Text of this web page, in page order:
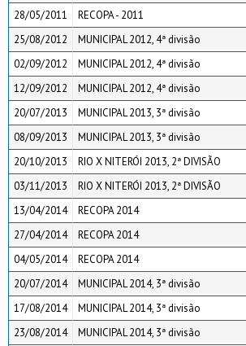
28/05/2011
RECOPA - 2011
25/08/2012
MUNICIPAL 2012, 4ª divisão
02/09/2012
MUNICIPAL 2012, 4ª divisão
12/09/2012
MUNICIPAL 2012, 4ª divisão
20/07/2013
MUNICIPAL 2013, 3ª divisão
08/09/2013
MUNICIPAL 2013, 3ª divisão
20/10/2013
RIO X NITERÓI 2013, 2ª DIVISÃO
03/11/2013
RIO X NITERÓI 2013, 2ª DIVISÃO
13/04/2014
RECOPA 2014
27/04/2014
RECOPA 2014
04/05/2014
RECOPA 2014
20/07/2014
MUNICIPAL 2014, 3ª divisão
17/08/2014
MUNICIPAL 2014, 3ª divisão
23/08/2014
MUNICIPAL 2014, 3ª divisão